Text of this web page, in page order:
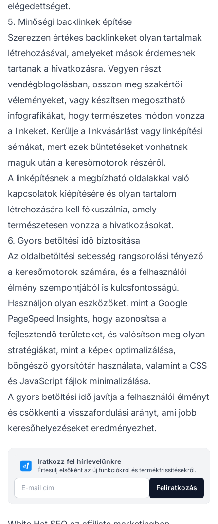
elégedettséget.
5. Minőségi backlinkek építése
Szerezzen értékes backlinkeket olyan tartalmak
létrehozásával, amelyeket mások érdemesnek
tartanak a hivatkozásra. Vegyen részt
vendégblogolásban, osszon meg szakértői
véleményeket, vagy készítsen megosztható
infografikákat, hogy természetes módon vonzza
a linkeket. Kerülje a linkvásárlást vagy linképítési
sémákat, mert ezek büntetéseket vonhatnak
maguk után a keresőmotorok részéről.
A linképítésnek a megbízható oldalakkal való
kapcsolatok kiépítésére és olyan tartalom
létrehozására kell fókuszálnia, amely
természetesen vonzza a hivatkozásokat.
6. Gyors betöltési idő biztosítása
Az oldalbetöltési sebesség rangsorolási tényező
a keresőmotorok számára, és a felhasználói
élmény szempontjából is kulcsfontosságú.
Használjon olyan eszközöket, mint a Google
PageSpeed Insights, hogy azonosítsa a
fejlesztendő területeket, és valósítson meg olyan
stratégiákat, mint a képek optimalizálása,
böngésző gyorsítótár használata, valamint a CSS
és JavaScript fájlok minimalizálása.
A gyors betöltési idő javítja a felhasználói élményt
és csökkenti a visszafordulási arányt, ami jobb
keresőhelyezéseket eredményezhet.
Iratkozz fel hírlevelünkre
Értesülj elsőként az új funkciókról és termékfrissítésekről.
E-mail cím Feliratkozás